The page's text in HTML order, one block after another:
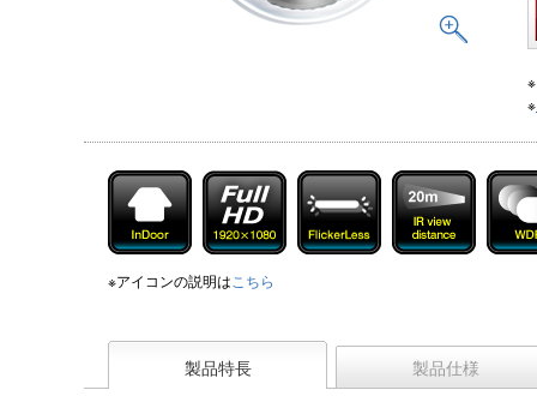
※
※アイコンの説明はこちら
製品特長 製品仕様